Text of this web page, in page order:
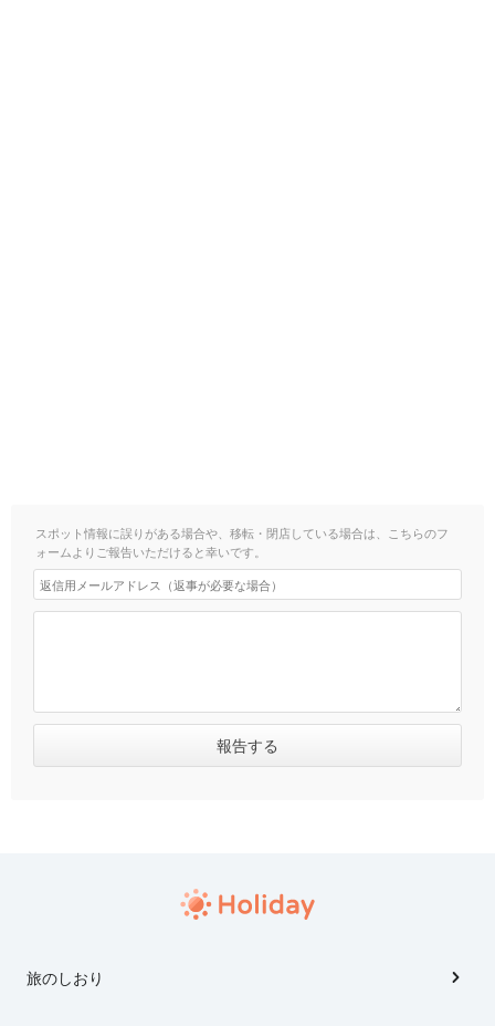
スポット情報に誤りがある場合や、移転・閉店している場合は、こちらのフ
ォームよりご報告いただけると幸いです。
旅のしおり